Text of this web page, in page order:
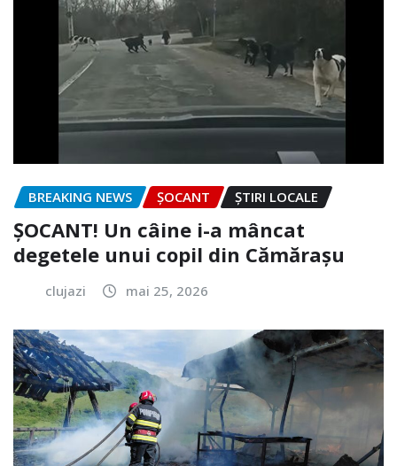
BREAKING NEWS ȘOCANT ȘTIRI LOCALE
ȘOCANT! Un câine i-a mâncat
degetele unui copil din Cămărașu
clujazi mai 25, 2026